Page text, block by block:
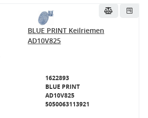
BLUE PRINT Keilriemen
AD10V825
1622893
BLUE PRINT
AD10V825
5050063113921